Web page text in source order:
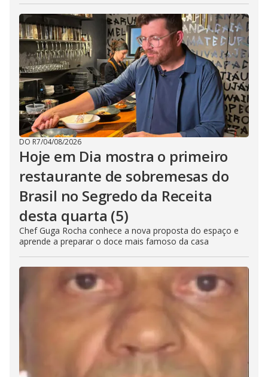
DO R7/04/08/2026
Hoje em Dia mostra o primeiro
restaurante de sobremesas do
Brasil no Segredo da Receita
desta quarta (5)
Chef Guga Rocha conhece a nova proposta do espaço e
aprende a preparar o doce mais famoso da casa